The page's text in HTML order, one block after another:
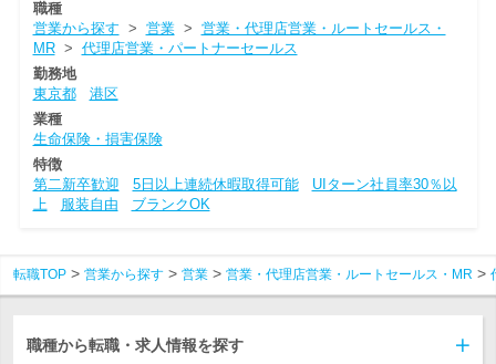
職種
営業から探す > 営業> 営業・代理店営業・ルートセールス・
MR> 代理店営業・パートナーセールス
勤務地
東京都
港区
業種
生命保険・損害保険
特徴
第二新卒歓迎
5日以上連続休暇取得可能
UIターン社員率30％以
上
服装自由 ブランクOK
転職TOP 営業から探す 営業 営業・代理店営業・ルートセールス・MR
職種から転職・求人情報を探す